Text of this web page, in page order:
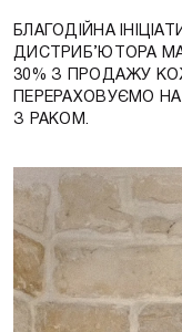
БЛАГОДІЙНА
ДИСТРИБ’ЮТОРА
30% З ПРОДАЖУ
ПЕРЕРАХОВУЄМО
З РАКОМ.